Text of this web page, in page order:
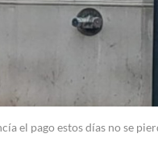
el pago estos días no se